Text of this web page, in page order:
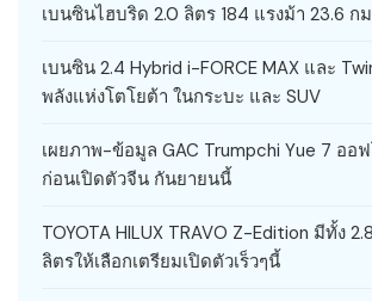
เบนซินไฮบริด 2.0 ลิตร 184 แรงม้า 23.6 ก
เบนซิน 2.4 Hybrid i-FORCE MAX และ
พลังแห่งโตโยต้า ในกระบะ และ SUV
เผยภาพ-ข้อมูล GAC Trumpchi Yue 7 ออ
ก่อนเปิดตัวจีน กันยายนนี้
TOYOTA HILUX TRAVO Z-Edition มีทั้ง
ลิตรให้เลือกเตรียมเปิดตัวเร็วๆนี้